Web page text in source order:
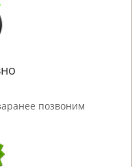
позвоним